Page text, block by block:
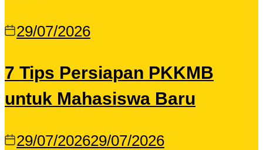
29/07/2026
7 Tips Persiapan PKKMB
untuk Mahasiswa Baru
29/07/202629/07/2026